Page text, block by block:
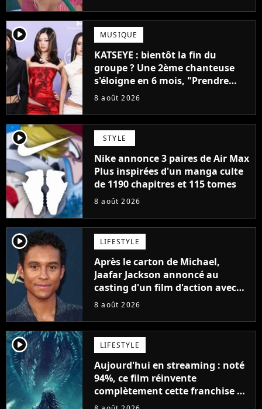
player2 MUSIQUE
KATSEYE : bientôt la fin du
groupe ? Une 2ème chanteuse
s'éloigne en 6 mois, "Prendre
cette décision n’a pas été facile"
8 août 2026
player2 STYLE
Nike annonce 3 paires de Air Max
Plus inspirées d'un manga culte
de 1190 chapitres et 115 tomes
8 août 2026
player2 LIFESTYLE
Après le carton de Michael,
Jaafar Jackson annoncé au
casting d'un film d'action avec
Will Smith
8 août 2026
player2 LIFESTYLE
Aujourd'hui en streaming : noté
94%, ce film réinvente
complètement cette franchise de
science-fiction vieille de 40 ans